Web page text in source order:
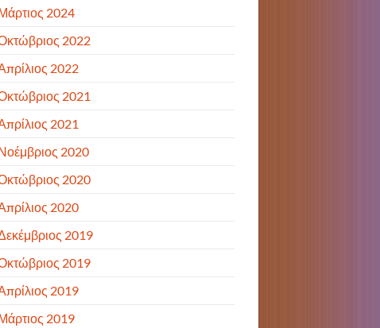
2024
2022
2022
2021
2021
2020
2020
2020
2019
2019
2019
2019